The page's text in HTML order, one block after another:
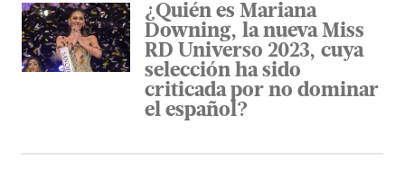
¿Quién es Mariana
Downing, la nueva Miss
RD Universo 2023, cuya
selección ha sido
criticada por no dominar
el español?